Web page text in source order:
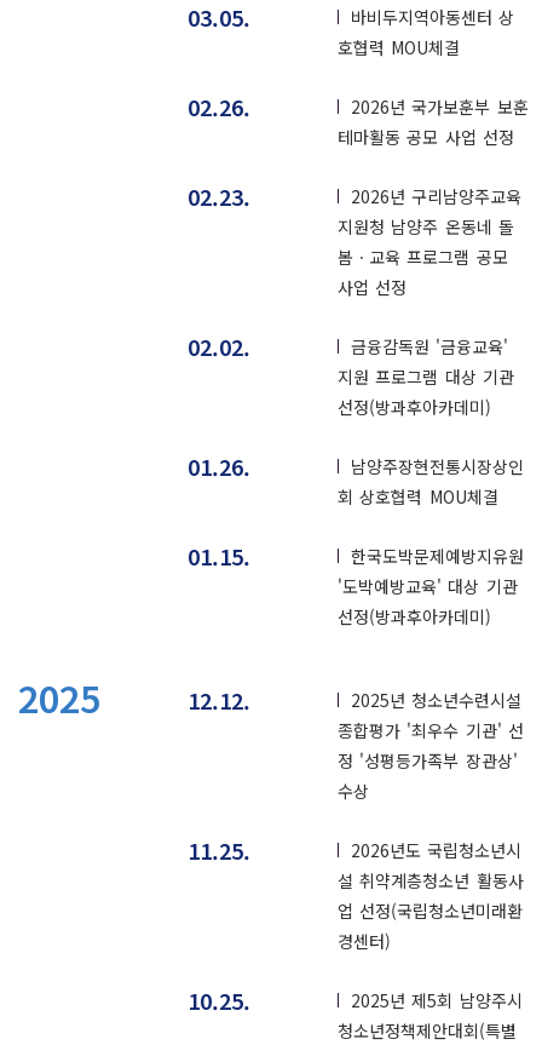
03.05.
바비두지역아동센터 상
호협력 MOU체결
02.26.
2026년 국가보훈부 보훈
테마활동 공모 사업 선정
02.23.
2026년 구리남양주교육
지원청 남양주 온동네 돌
봄ㆍ교육 프로그램 공모
사업 선정
02.02.
금융감독원 '금융교육'
지원 프로그램 대상 기관
선정(방과후아카데미)
01.26.
남양주장현전통시장상인
회 상호협력 MOU체결
01.15.
한국도박문제예방지유원
'도박예방교육' 대상 기관
선정(방과후아카데미)
2025 12.12.
2025년 청소년수련시설
종합평가 '최우수 기관' 선
정 '성평등가족부 장관상'
수상
11.25.
2026년도 국립청소년시
설 취약계층청소년 활동사
업 선정(국립청소년미래환
경센터)
10.25.
2025년 제5회 남양주시
청소년정책제안대회(특별